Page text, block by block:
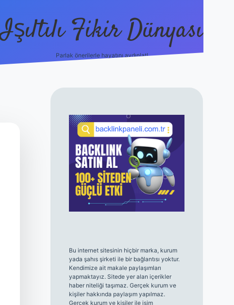
Işıltılı Fikir Dünyası
Parlak önerilerle hayatını aydınlat!
SIDEBAR
Bu internet sitesinin hiçbir marka, kurum
yada şahıs şirketi ile bir bağlantısı yoktur.
Kendimize ait makale paylaşımları
yapmaktayız. Sitede yer alan içerikler
haber niteliği taşımaz. Gerçek kurum ve
kişiler hakkında paylaşım yapılmaz.
Gerçek kurum ve kişiler ile isim
ilbet canlı